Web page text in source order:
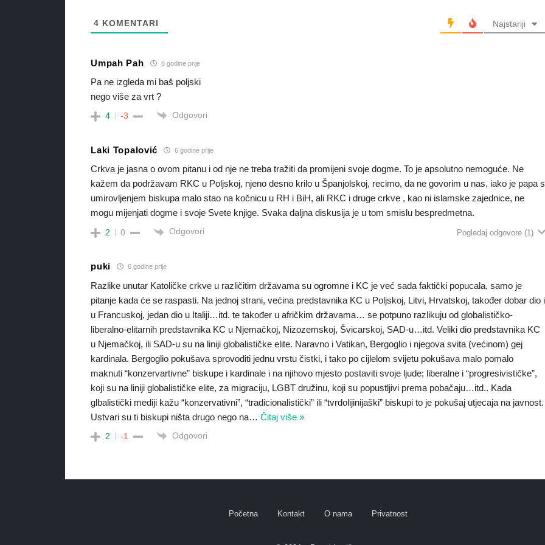
4 KOMENTARI Najstariji
Umpah Pah 6 godine prije
Pa ne izgleda mi baš poljski
nego više za vrt ?
4 -3 Odgovori
Laki Topalović 6 godine prije
Crkva je jasna o ovom pitanu i od nje ne treba tražiti da promijeni svoje dogme. To je apsolutno nemoguće. Ne
kažem da podržavam RKC u Poljskoj, njeno desno krilo u Španjolskoj, recimo, da ne govorim u nas, iako je papa s
umirovljenjem biskupa malo stao na kočnicu u RH i BiH, ali RKC i druge crkve , kao ni islamske zajednice, ne
mogu mijenjati dogme i svoje Svete knjige. Svaka daljna diskusija je u tom smislu bespredmetna.
2 0 Odgovori Pogledaj odgovore (1)
puki 6 godine prije
Razlike unutar Katoličke crkve u različitim državama su ogromne i KC je već sada faktički popucala, samo je
pitanje kada će se raspasti. Na jednoj strani, većina predstavnika KC u Poljskoj, Litvi, Hrvatskoj, također dobar dio i
u Francuskoj, jedan dio u Italiji…itd. te također u afričkim državama… se potpuno razlikuju od globalističko-
liberalno-elitarnih predstavnika KC u Njemačkoj, Nizozemskoj, Švicarskoj, SAD-u…itd. Veliki dio predstavnika KC
u Njemačkoj, ili SAD-u su na liniji globalističke elite. Naravno i Vatikan, Bergoglio i njegova svita (većinom) gej
kardinala. Bergoglio pokušava sprovoditi jednu vrstu čistki, i tako po cijlelom svijetu pokušava malo pomalo
maknuti “konzervartivne” biskupe i kardinale i na njihovo mjesto postaviti svoje ljude; liberalne i “progresivističke”,
koji su na liniji globalističke elite, za migraciju, LGBT družinu, koji su popustljivi prema pobačaju…itd.. Kada
glbalistički mediji kažu “konzervativni”, “tradicionalistički” ili “tvrdolijinijaški” biskupi to je pokušaj utjecaja na javnost.
Ustvari su ti biskupi ništa drugo nego na…Čitaj više »
2 -1 Odgovori
Početna Kontakt O nama Privatnost